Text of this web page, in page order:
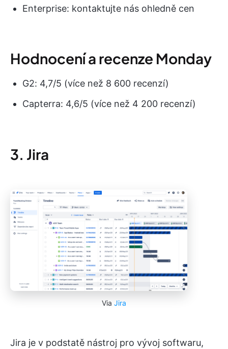
Enterprise: kontaktujte nás ohledně cen
Hodnocení a recenze Monday
G2: 4,7/5 (více než 8 600 recenzí)
Capterra: 4,6/5 (více než 4 200 recenzí)
3. Jira
Via Jira
Jira je v podstatě nástroj pro vývoj softwaru,